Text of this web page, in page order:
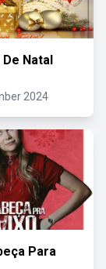
Natal
2024
Para